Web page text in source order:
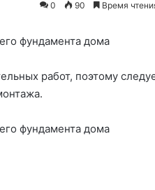
0 90 Время
работ, поэтому
21.11.2025
мост между